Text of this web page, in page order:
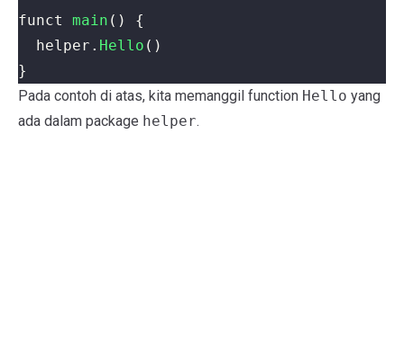
funct main ()
{
helper . Hello ()
}
Pada contoh di atas, kita memanggil function Hello yang
ada dalam package helper.